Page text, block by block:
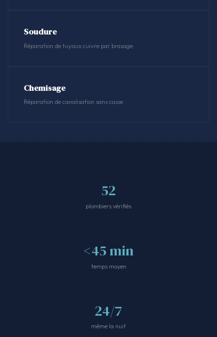
Soudure
Réparation de tuyaux cuivre par brasage.
Chemisage
Réparation de canalisation sans casse.
52
plombiers vérifiés
<45 min
temps moyen
24/7
même la nuit